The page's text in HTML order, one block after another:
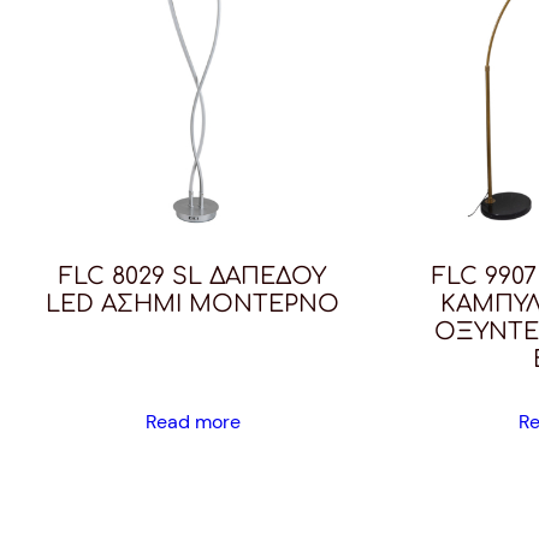
FLC 8029 SL ΔΑΠΕΔΟΥ
LED ΑΣΗΜΙ ΜΟΝΤΕΡΝΟ
Read more
FLC